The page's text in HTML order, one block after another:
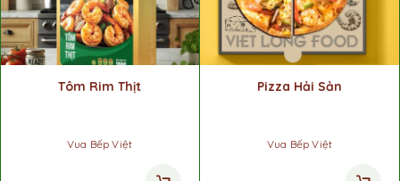
Tôm Rim Thịt
Vua Bếp Việt
Pizza Hải Sản
Vua Bếp Việt